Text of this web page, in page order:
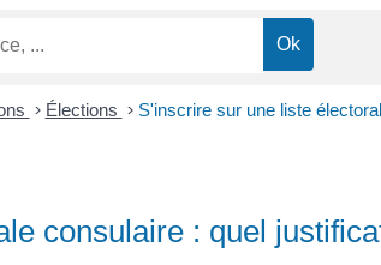
> Élections > S'inscrire sur une liste
consulaire : quel